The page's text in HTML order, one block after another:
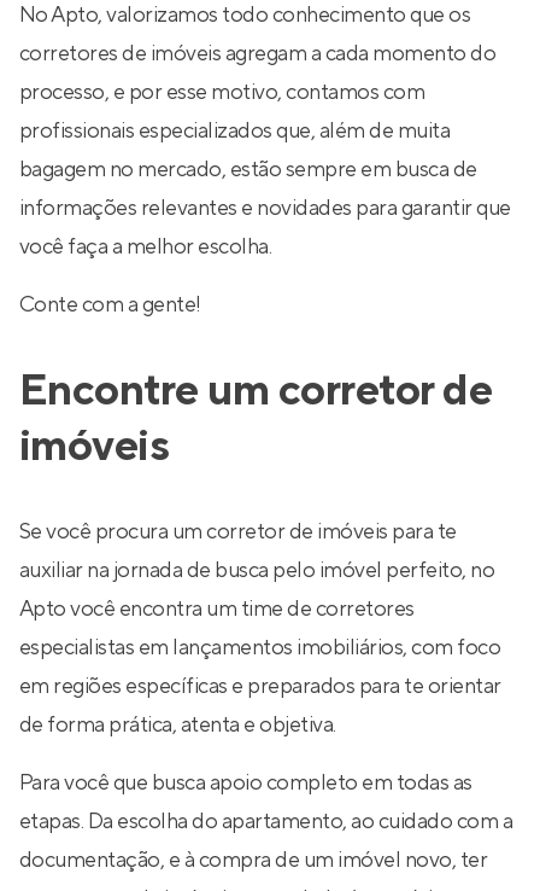
No Apto, valorizamos todo conhecimento que os
corretores de imóveis agregam a cada momento do
processo, e por esse motivo, contamos com
profissionais especializados que, além de muita
bagagem no mercado, estão sempre em busca de
informações relevantes e novidades para garantir que
você faça a melhor escolha.
Conte com a gente!
Encontre um corretor de
imóveis
Se você procura um corretor de imóveis para te
auxiliar na jornada de busca pelo imóvel perfeito, no
Apto você encontra um time de corretores
especialistas em lançamentos imobiliários, com foco
em regiões específicas e preparados para te orientar
de forma prática, atenta e objetiva.
Para você que busca apoio completo em todas as
etapas. Da escolha do apartamento, ao cuidado com a
documentação, e à compra de um imóvel novo, ter